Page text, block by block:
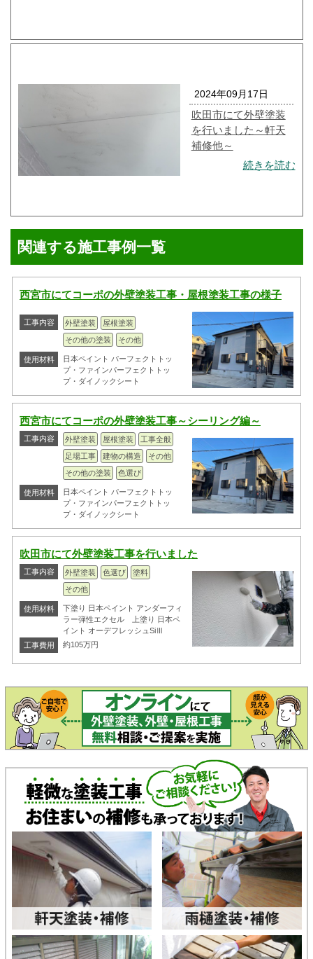
2024年09月17日
吹田市にて外壁塗装
を行いました～軒天
補修他～
続きを読む
関連する施工事例一覧
西宮市にてコーポの外壁塗装工事・屋根塗装工事の様子
工事内容 外壁塗装
屋根塗装
その他の塗装
その他
使用材料
日本ペイント パーフェクトトッ
プ・ファインパーフェクトトッ
プ・ダイノックシート
西宮市にてコーポの外壁塗装工事～シーリング編～
工事内容 外壁塗装 屋根塗装
工事全般
足場工事
建物の構造
その他
その他の塗装
色選び
使用材料
日本ペイント パーフェクトトッ
プ・ファインパーフェクトトッ
プ・ダイノックシート
吹田市にて外壁塗装工事を行いました
工事内容 外壁塗装 色選び
塗料
その他
使用材料
下塗り 日本ペイント アンダーフィ
ラー弾性エクセル 上塗り 日本ペ
イント オーデフレッシュSiⅢ
工事費用
約105万円